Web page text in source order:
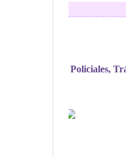
Policiales,